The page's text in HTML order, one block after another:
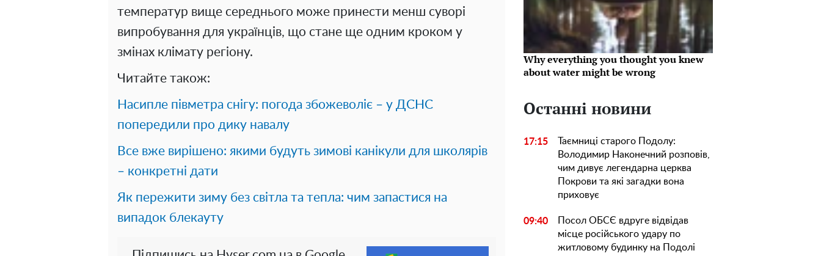
температур вище середнього може принести менш суворі
випробування для українців, що стане ще одним кроком у
змінах клімату регіону.
Читайте також:
Насипле півметра снігу: погода збожеволіє – у ДСНС
попередили про дику навалу
Все вже вирішено: якими будуть зимові канікули для школярів
– конкретні дати
Як пережити зиму без світла та тепла: чим запастися на
випадок блекауту
Why everything you thought you knew
about water might be wrong
Останні новини
17:15
Таємниці старого Подолу:
Володимир Наконечний розповів,
чим дивує легендарна церква
Покрови та які загадки вона
приховує
09:40
Посол ОБСЄ вдруге відвідав
місце російського удару по
житловому будинку на Подолі